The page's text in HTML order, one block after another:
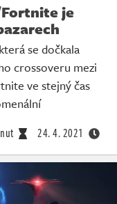
je
se dočkala
crossoveru mezi
ve stejný čas
24. 4. 2021